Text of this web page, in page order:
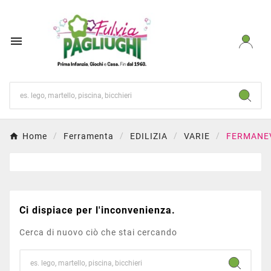

Home Ferramenta EDILIZIA VARIE
Ci dispiace per l'inconvenienza.
Cerca di nuovo ciò che stai cercando